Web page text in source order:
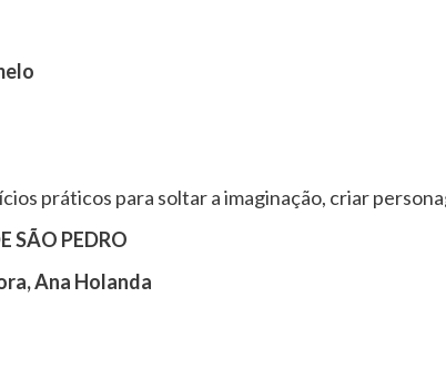
práticos para soltar a imaginação, criar
SÃO PEDRO
Ana Holanda